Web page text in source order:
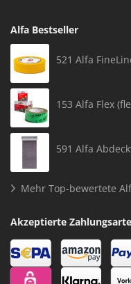
Kontakt
Lieferung
Kundenkonto erstellen
Ihr Alfa Wunschprodukt
Informationen
Alfa Bonus
Handwerker wirbt
Hinweis Alfa
Alfa GmbH
Über uns